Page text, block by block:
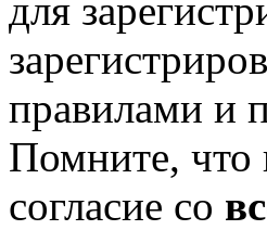
для
правилами и
Помните, что
согласие со